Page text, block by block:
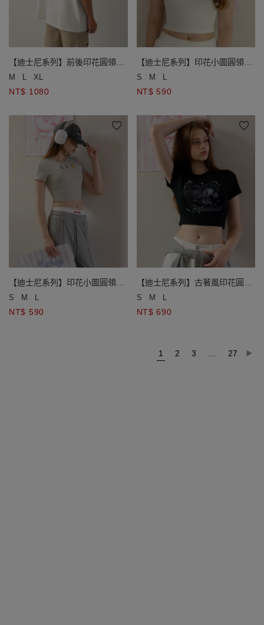
【迪士尼系列】前後印花圓領短
袖寬版TEE(男款)
M L XL
NT$ 1080
【迪士尼系列】印花小圖圓領短
袖短版華夫格上衣
S M L
NT$ 590
【迪士尼系列】印花小圖圓領短
袖短版華夫格上衣
S M L
NT$ 590
【迪士尼系列】古著風印花圓領
短袖短版TEE
S M L
NT$ 690
1 2 3 27